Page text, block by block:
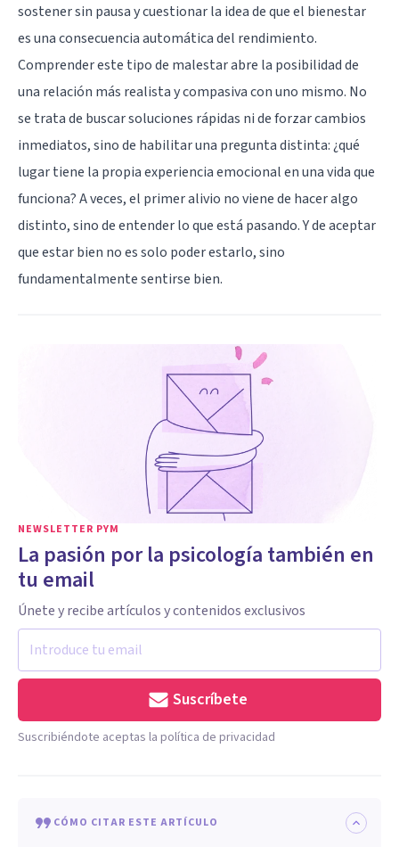
sostener sin pausa y cuestionar la idea de que el bienestar
es una consecuencia automática del rendimiento.
Comprender este tipo de malestar abre la posibilidad de
una relación más realista y compasiva con uno mismo. No
se trata de buscar soluciones rápidas ni de forzar cambios
inmediatos, sino de habilitar una pregunta distinta: ¿qué
lugar tiene la propia experiencia emocional en una vida que
funciona? A veces, el primer alivio no viene de hacer algo
distinto, sino de entender lo que está pasando. Y de aceptar
que estar bien no es solo poder estarlo, sino
fundamentalmente sentirse bien.
NEWSLETTER PYM
La pasión por la psicología también en
tu email
Únete y recibe artículos y contenidos exclusivos
Suscríbete
Suscribiéndote aceptas la política de privacidad
CÓMO CITAR ESTE ARTÍCULO